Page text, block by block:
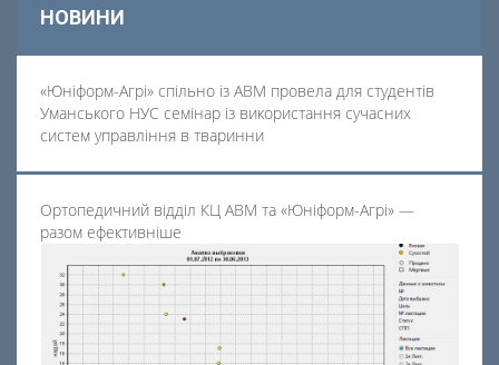
НОВИНИ
«Юніформ-Агрі» спільно із АВМ провела для студентів
Уманського НУС семінар із використання сучасних
систем управління в тваринни
Ортопедичний відділ КЦ АВМ та «Юніформ-Агрі» —
разом ефективніше